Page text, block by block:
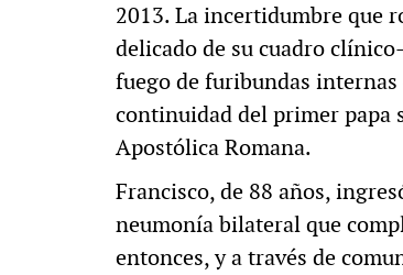
2013. La incertidumbre que
delicado de su cuadro
fuego de furibundas internas
continuidad del primer papa
Apostólica Romana.
Francisco, de 88 años,
neumonía bilateral que
entonces, y a través de